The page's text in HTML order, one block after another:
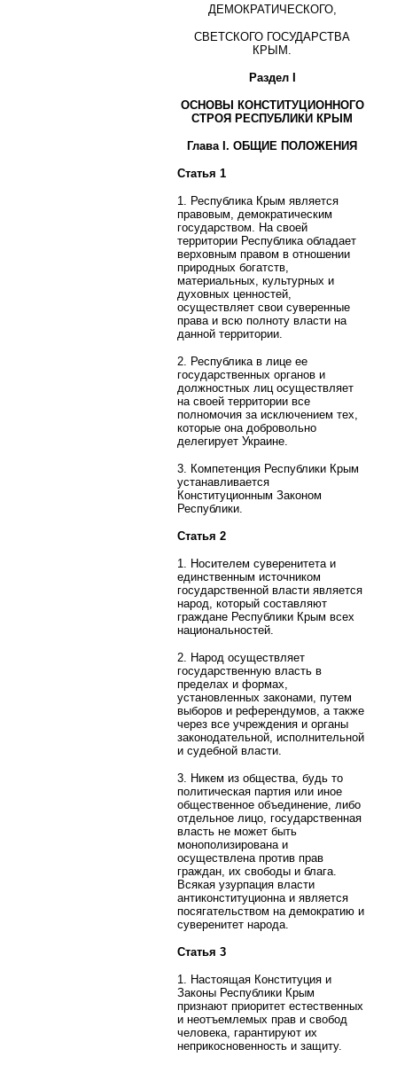
ДЕМОКРАТИЧЕСКОГО,
СВЕТСКОГО ГОСУДАРСТВА
КРЫМ.
Раздел I
ОСНОВЫ КОНСТИТУЦИОННОГО
СТРОЯ РЕСПУБЛИКИ КРЫМ
Глава I. ОБЩИЕ ПОЛОЖЕНИЯ
Статья 1
1. Республика Крым является
правовым, демократическим
государством. На своей
территории Республика обладает
верховным правом в отношении
природных богатств,
материальных, культурных и
духовных ценностей,
осуществляет свои суверенные
права и всю полноту власти на
данной территории.
2. Республика в лице ее
государственных органов и
должностных лиц осуществляет
на своей территории все
полномочия за исключением тех,
которые она добровольно
делегирует Украине.
3. Компетенция Республики Крым
устанавливается
Конституционным Законом
Республики.
Статья 2
1. Носителем суверенитета и
единственным источником
государственной власти является
народ, который составляют
граждане Республики Крым всех
национальностей.
2. Народ осуществляет
государственную власть в
пределах и формах,
установленных законами, путем
выборов и референдумов, а также
через все учреждения и органы
законодательной, исполнительной
и судебной власти.
3. Никем из общества, будь то
политическая партия или иное
общественное объединение, либо
отдельное лицо, государственная
власть не может быть
монополизирована и
осуществлена против прав
граждан, их свободы и блага.
Всякая узурпация власти
антиконституционна и является
посягательством на демократию и
суверенитет народа.
Статья 3
1. Настоящая Конституция и
Законы Республики Крым
признают приоритет естественных
и неотъемлемых прав и свобод
человека, гарантируют их
неприкосновенность и защиту.